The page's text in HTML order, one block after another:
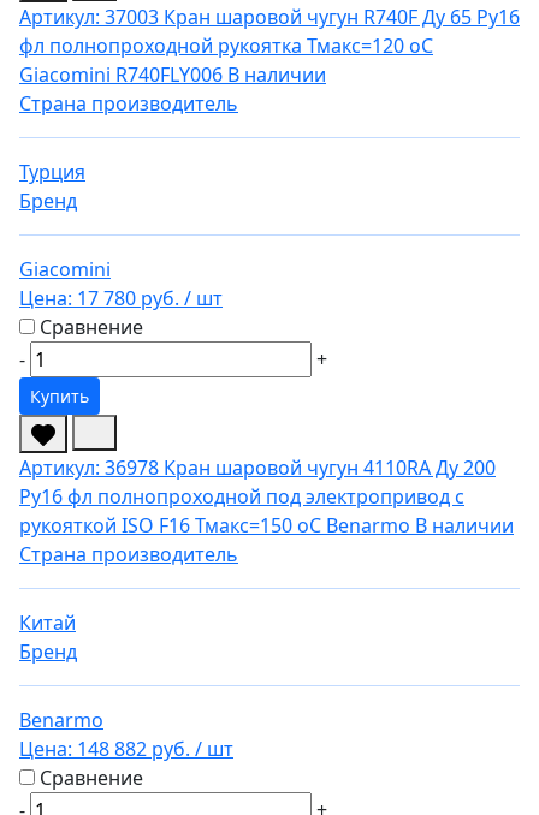
Артикул: 37003 Кран шаровой чугун R740F Ду 65 Ру16
фл полнопроходной рукоятка Тмакс=120 оС
Giacomini R740FLY006 В наличии
Страна производитель
Турция
Бренд
Giacomini
Цена: 17 780 руб. / шт
Сравнение
-
+
Купить
Артикул: 36978 Кран шаровой чугун 4110RA Ду 200
Ру16 фл полнопроходной под электропривод с
рукояткой ISO F16 Тмакс=150 оС Benarmo В наличии
Страна производитель
Китай
Бренд
Benarmo
Цена: 148 882 руб. / шт
Сравнение